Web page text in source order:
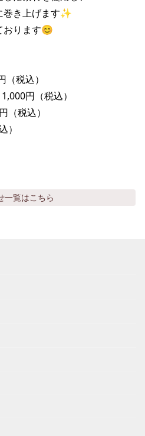
定開示資料
ご来店の方）
巻き上げます✨
おります😊
税込）
円（税込）
（税込）
）
一覧はこちら